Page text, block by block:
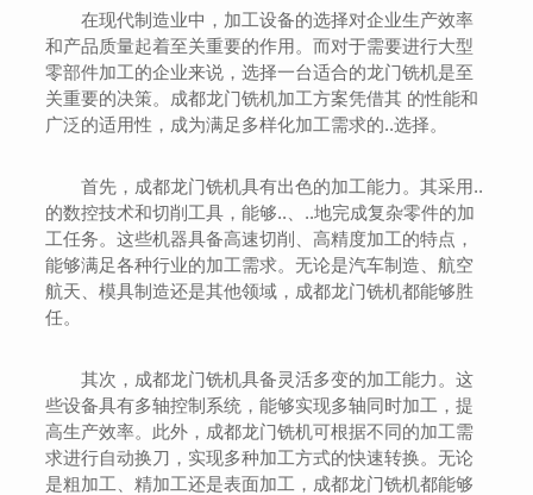
在现代制造业中，加工设备的选择对企业生产效率
和产品质量起着至关重要的作用。而对于需要进行大型
零部件加工的企业来说，选择一台适合的龙门铣机是至
关重要的决策。成都龙门铣机加工方案凭借其 的性能和
广泛的适用性，成为满足多样化加工需求的..选择。
首先，成都龙门铣机具有出色的加工能力。其采用..
的数控技术和切削工具，能够..、..地完成复杂零件的加
工任务。这些机器具备高速切削、高精度加工的特点，
能够满足各种行业的加工需求。无论是汽车制造、航空
航天、模具制造还是其他领域，成都龙门铣机都能够胜
任。
其次，成都龙门铣机具备灵活多变的加工能力。这
些设备具有多轴控制系统，能够实现多轴同时加工，提
高生产效率。此外，成都龙门铣机可根据不同的加工需
求进行自动换刀，实现多种加工方式的快速转换。无论
是粗加工、精加工还是表面加工，成都龙门铣机都能够